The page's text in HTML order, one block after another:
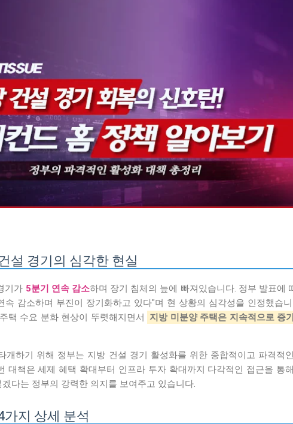
설 경기의 심각한 현실
기가 5분기 연속 감소하며 장기 침체의 늪에 빠져있습니다. 정부 발표에
속 감소하며 부진이 장기화하고 있다"며 현 상황의 심각성을 인정했습
택 수요 분화 현상이 뚜렷해지면서
지방 미분양 주택은 지속적으로 증
개하기 위해 정부는 지방 건설 경기 활성화를 위한 종합적이고 파격적
대책은 세제 혜택 확대부터 인프라 투자 확대까지 다각적인 접근을 통
다는 정부의 강력한 의지를 보여주고 있습니다.
가지 상세 분석